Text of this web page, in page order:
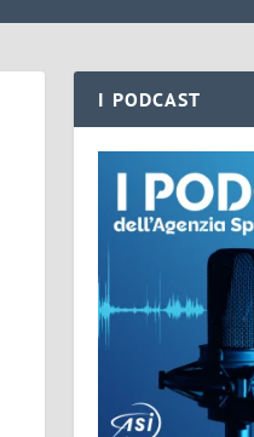
I PODCAST